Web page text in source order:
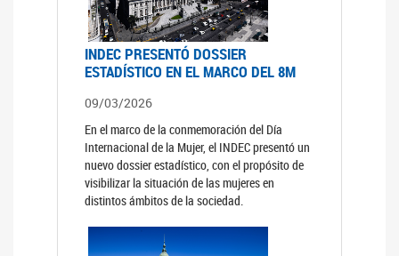
INDEC PRESENTÓ DOSSIER
ESTADÍSTICO EN EL MARCO DEL 8M
09/03/2026
En el marco de la conmemoración del Día
Internacional de la Mujer, el INDEC presentó un
nuevo dossier estadístico, con el propósito de
visibilizar la situación de las mujeres en
distintos ámbitos de la sociedad.